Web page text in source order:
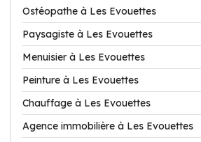
Ostéopathe à Les Evouettes
Paysagiste à Les Evouettes
Menuisier à Les Evouettes
Peinture à Les Evouettes
Chauffage à Les Evouettes
Agence immobilière à Les Evouettes